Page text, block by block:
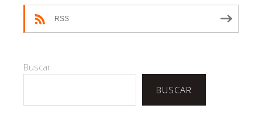
RSS
Buscar
BUSCAR